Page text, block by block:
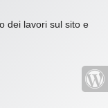
dei lavori sul sito e